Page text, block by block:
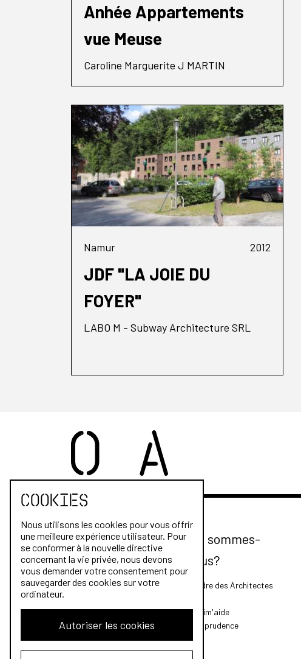
Anhée Appartements
vue Meuse
Caroline Marguerite J MARTIN
Namur 2012
JDF "LA JOIE DU
FOYER"
LABO M - Subway Architecture SRL
Qui sommes-
nous?
L'Ordre des Architectes
Archim'aide
Jurisprudence
Cookies
Nous utilisons les cookies pour vous offrir
une meilleure expérience utilisateur. Pour
se conformer à la nouvelle directive
concernant la vie privée, nous devons
vous demander votre consentement pour
sauvegarder des cookies sur votre
ordinateur.
Autoriser les cookies